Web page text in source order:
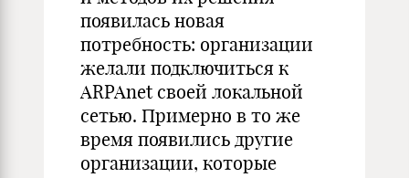
появилась новая
потребность: организации
желали подключиться к
ARPAnet своей локальной
сетью. Примерно в то же
время появились другие
организации, которые